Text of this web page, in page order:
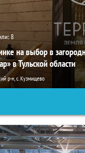
8
на выбор в
в Тульской области
р-н, с. Кузмищево